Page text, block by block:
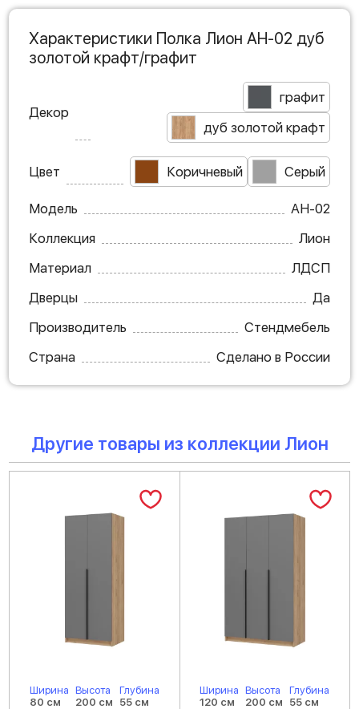
Характеристики Полка Лион АН-02 дуб
золотой крафт/графит
Декор
графит
дуб золотой крафт
Цвет Коричневый Серый
Модель
АН-02
Коллекция
Лион
Материал
ЛДСП
Дверцы
Да
Производитель
Стендмебель
Страна
Сделано в России
Другие товары из коллекции Лион
Ширина
80 см
Высота
200 см
Глубина
55 см
Ширина
120 см
Высота
200 см
Глубина
55 см